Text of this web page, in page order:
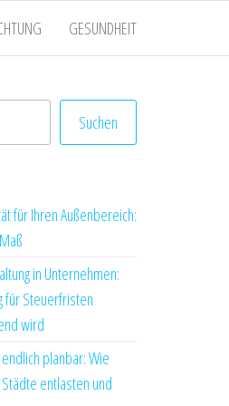
GESUNDHEIT
Suchen
für Ihren Außenbereich:
in Unternehmen:
für Steuerfristen
wird
planbar: Wie
entlasten und